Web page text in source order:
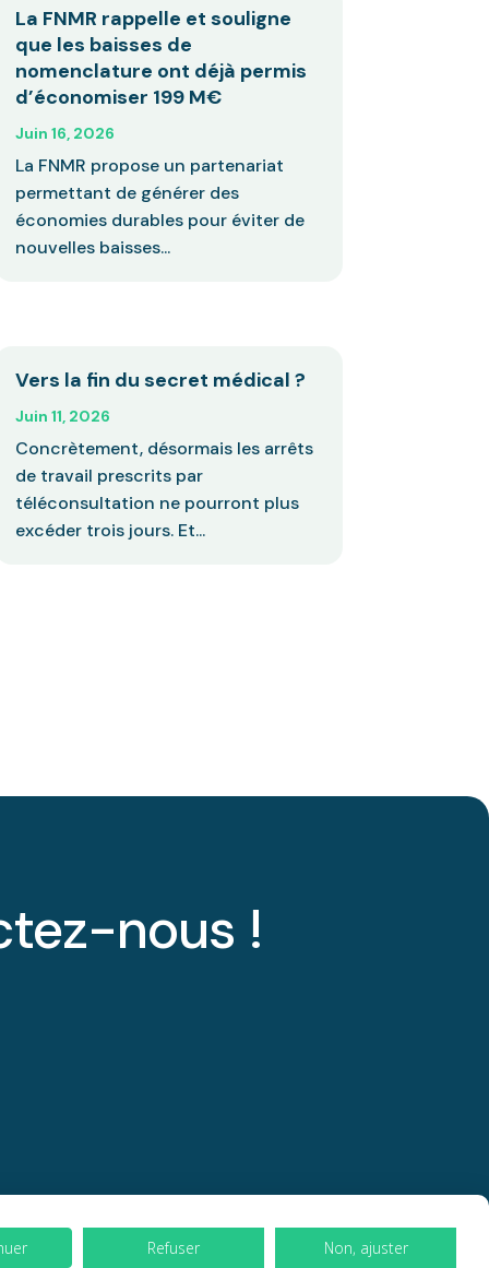
La FNMR rappelle et souligne
que les baisses de
nomenclature ont déjà permis
d’économiser 199 M€
Juin 16, 2026
La FNMR propose un partenariat
permettant de générer des
économies durables pour éviter de
nouvelles baisses...
Vers la fin du secret médical ?
Juin 11, 2026
Concrètement, désormais les arrêts
de travail prescrits par
téléconsultation ne pourront plus
excéder trois jours. Et...
nous !
Refuser Non, ajuster